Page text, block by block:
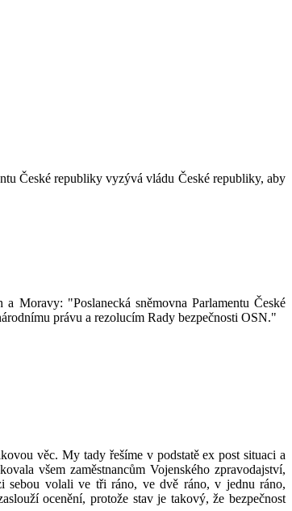
České republiky vyzývá vládu České republiky, aby
Moravy: "Poslanecká sněmovna Parlamentu České
právu a rezolucím Rady bezpečnosti OSN."
věc. My tady řešíme v podstatě ex post situaci a
všem zaměstnancům Vojenského zpravodajství,
sebou volali ve tři ráno, ve dvě ráno, v jednu ráno,
ocenění, protože stav je takový, že bezpečnost